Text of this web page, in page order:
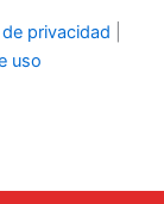
privacidad
uso